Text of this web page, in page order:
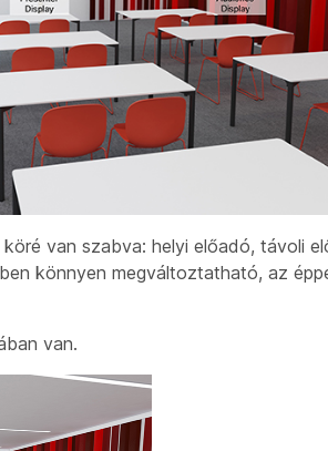
van szabva: helyi előadó, távoli
könnyen megváltoztatható, az
van.